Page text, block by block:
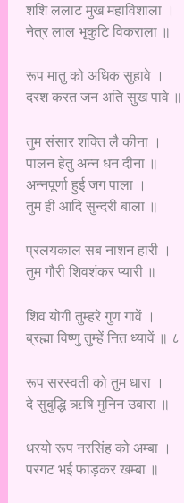
शशि ललाट मुख महाविशाला ।
नेत्र लाल भृकुटि विकराला ॥
रूप मातु को अधिक सुहावे ।
दरश करत जन अति सुख पावे
तुम संसार शक्ति लै कीना ।
पालन हेतु अन्न धन दीना ॥
अन्नपूर्णा हुई जग पाला ।
तुम ही आदि सुन्दरी बाला ॥
प्रलयकाल सब नाशन हारी ।
तुम गौरी शिवशंकर प्यारी ॥
शिव योगी तुम्हरे गुण गावें ।
ब्रह्मा विष्णु तुम्हें नित ध्यावें ॥ ८
रूप सरस्वती को तुम धारा ।
दे सुबुद्धि ऋषि मुनिन उबारा ॥
धरयो रूप नरसिंह को अम्बा ।
परगट भई फाड़कर खम्बा ॥